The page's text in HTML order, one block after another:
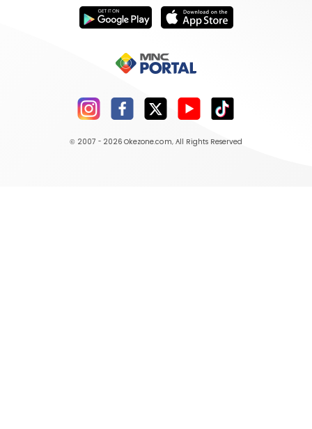
© 2007 - 2026 Okezone.com, All Rights Reserved